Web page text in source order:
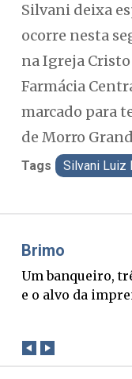
Silvani deixa
ocorre nesta
na Igreja Cristo
Farmácia
marcado para
de Morro
Tags Silvani Luiz
O